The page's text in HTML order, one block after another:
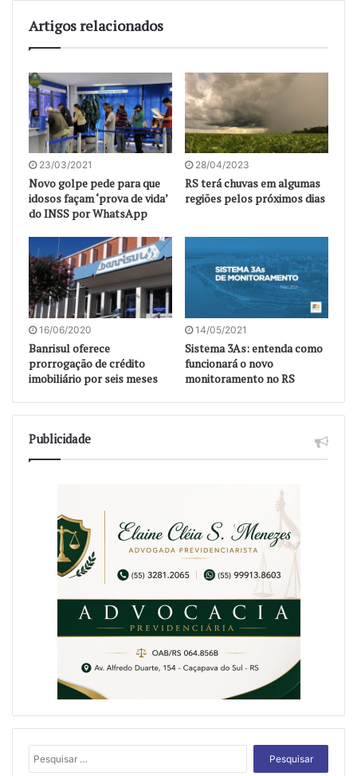
Artigos relacionados
23/03/2021
Novo golpe pede para que
idosos façam ‘prova de vida’
do INSS por WhatsApp
28/04/2023
RS terá chuvas em algumas
regiões pelos próximos dias
16/06/2020
Banrisul oferece
prorrogação de crédito
imobiliário por seis meses
14/05/2021
Sistema 3As: entenda como
funcionará o novo
monitoramento no RS
Publicidade
por: